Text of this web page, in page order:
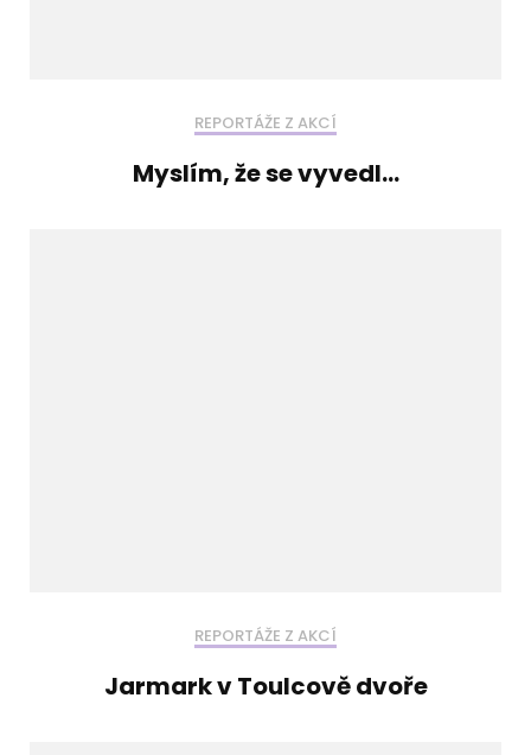
REPORTÁŽE Z AKCÍ
Myslím, že se vyvedl…
REPORTÁŽE Z AKCÍ
Jarmark v Toulcově dvoře